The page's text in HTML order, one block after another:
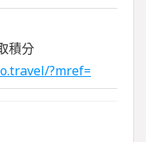
積分
?mref=